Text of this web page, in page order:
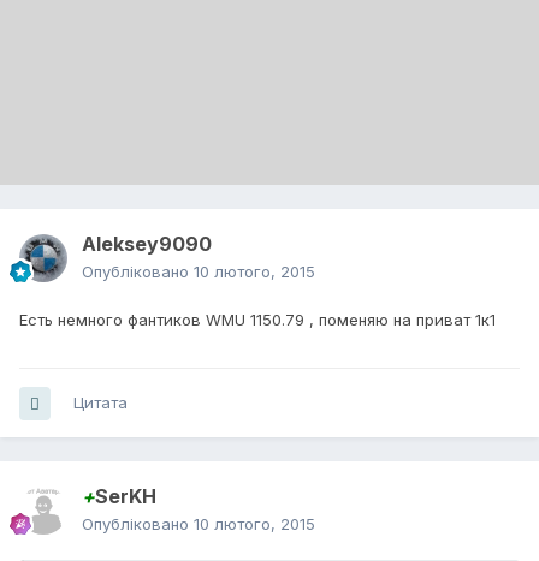
Aleksey9090
Опубліковано 10 лютого, 2015
Есть немного фантиков WMU 1150.79 , поменяю на приват 1к1
Цитата
+SerKH
Опубліковано 10 лютого, 2015